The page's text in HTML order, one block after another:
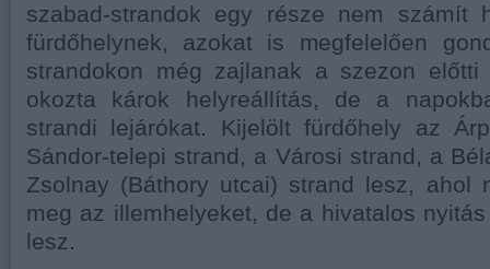
szabad-strandok egy része nem számít
fürdőhelynek, azokat is megfelelően
strandokon még zajlanak a szezon
okozta károk helyreállítás, de a
strandi lejárókat. Kijelölt fürdőhely az
Sándor-telepi strand, a Városi strand, a
Zsolnay (Báthory utcai) strand lesz, ahol
meg az illemhelyeket, de a hivatalos
lesz.